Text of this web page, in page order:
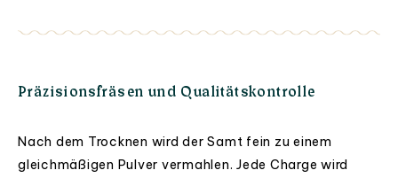
Präzisionsfräsen und Qualitätskontrolle
Nach dem Trocknen wird der Samt fein zu einem
gleichmäßigen Pulver vermahlen. Jede Charge wird